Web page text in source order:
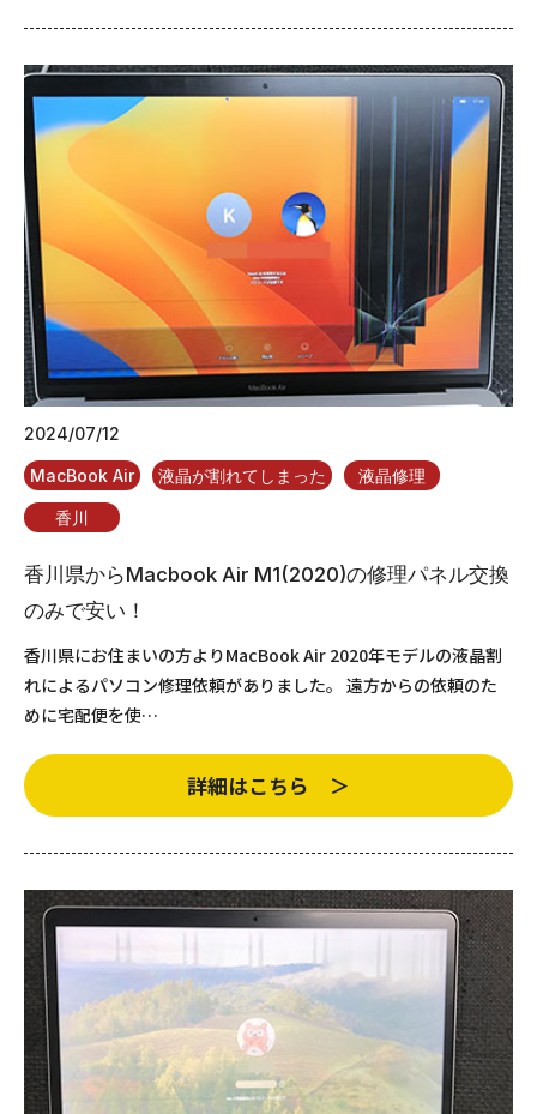
2024/07/12
MacBook Air 液晶が割れてしまった 液晶修理
香川
香川県からMacbook Air M1(2020)の修理パネル交換
のみで安い！
香川県にお住まいの方よりMacBook Air 2020年モデルの液晶割
れによるパソコン修理依頼がありました。 遠方からの依頼のた
めに宅配便を使…
詳細はこちら ＞